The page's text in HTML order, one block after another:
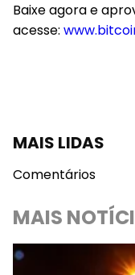
Baixe agora e
acesse:
MAIS LIDAS
Comentários
MAIS